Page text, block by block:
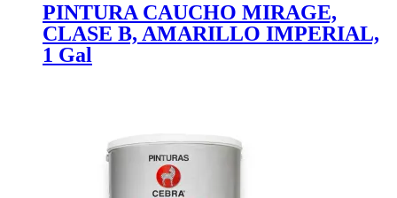
PINTURA CAUCHO MIRAGE,
CLASE B, AMARILLO IMPERIAL,
1 Gal